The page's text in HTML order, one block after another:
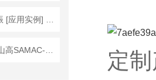
定